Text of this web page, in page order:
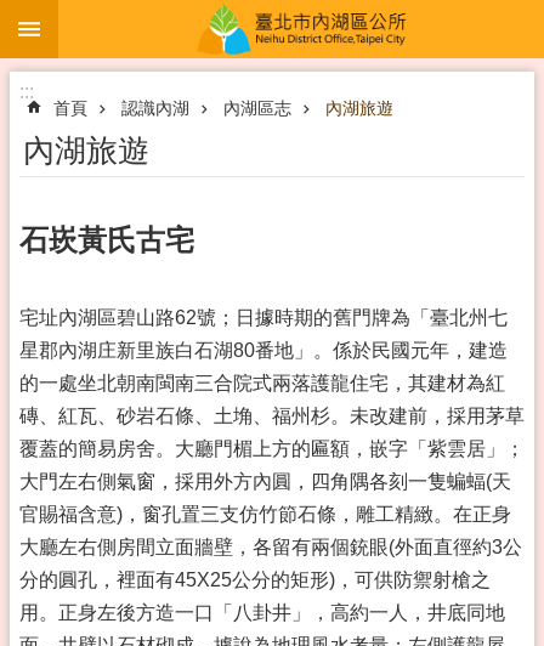
跳到主要內容區塊
:::
首頁 認識內湖 內湖區志 內湖旅遊
內湖旅遊
石崁黃氏古宅
宅址內湖區碧山路62號；日據時期的舊門牌為「臺北州七
星郡內湖庄新里族白石湖80番地」。係於民國元年，建造
的一處坐北朝南閩南三合院式兩落護龍住宅，其建材為紅
磚、紅瓦、砂岩石條、土埆、福州杉。未改建前，採用茅草
覆蓋的簡易房舍。大廳門楣上方的匾額，嵌字「紫雲居」；
大門左右側氣窗，採用外方內圓，四角隅各刻一隻蝙蝠(天
官賜福含意)，窗孔置三支仿竹節石條，雕工精緻。在正身
大廳左右側房間立面牆壁，各留有兩個銃眼(外面直徑約3公
分的圓孔，裡面有45X25公分的矩形)，可供防禦射槍之
用。正身左後方造一口「八卦井」，高約一人，井底同地